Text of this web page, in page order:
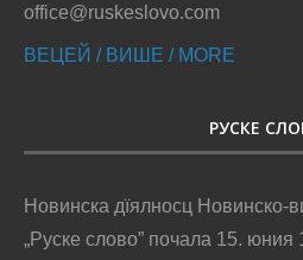
office@ruskeslovo.com
ВЕЦЕЙ / ВИШЕ / MORE
РУСКЕ
Новинска дїялносц Новинско-
„Руске слово” почала 15. юния